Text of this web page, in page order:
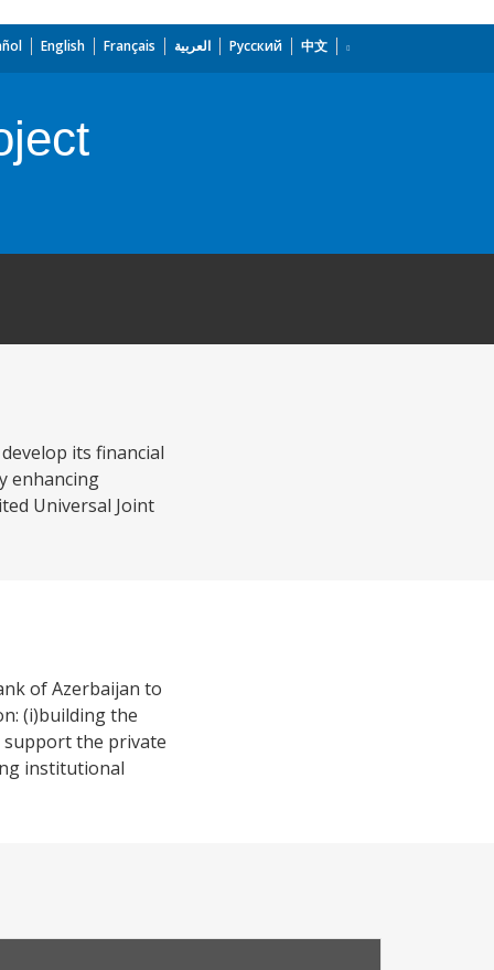
English Français العربية Русский 中文
its financial
enhancing
Universal Joint
of Azerbaijan to
(i)building the
the private
institutional